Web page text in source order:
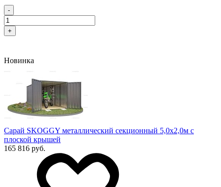
-
+
Новинка
Сарай SKOGGY металлический секционный 5,0х2,0м с
плоской крышей
165 816 руб.